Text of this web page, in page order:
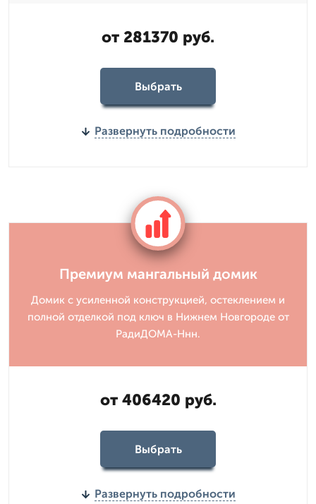
от 281370 руб.
Выбрать
Развернуть подробности
Премиум мангальный домик
Домик с усиленной конструкцией, остеклением и
полной отделкой под ключ в Нижнем Новгороде от
РадиДОМА-Ннн.
от 406420 руб.
Выбрать
Развернуть подробности